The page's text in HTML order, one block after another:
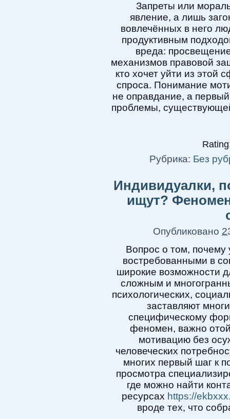
Запреты или
явление, а лишь
вовлечённых в него
продуктивным
вреда:
механизмов правовой
кто хочет уйти из этой
спроса. Понимание
не оправдание, а
проблемы,
Рубрика: Без
Индивидуалки,
ищут?
Опубликовано
Вопрос о том, почему
востребованными в
широкие возможности
сложным и
психологических,
заставляют
специфическому
феномен, важно
мотивацию без
человеческих
многих первый шаг к
просмотра
где можно найти
ресурсах https://
вроде тех, что